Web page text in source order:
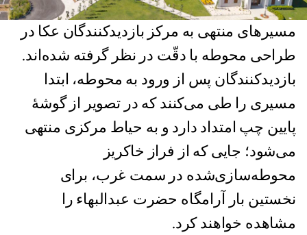
مسیرهای منتهی به مرکز بازدیدکنندگان عکا در
طراحی محوطه با دقّت در نظر گرفته شده‌اند.
بازدیدکنندگان پس از ورود به محوطه، ابتدا
مسیری را طی می‌کنند که در تصویر از گوشهٔ
پایین چپ امتداد دارد و به حیاط مرکزی منتهی
می‌شود؛ جایی که از فراز خاکریز
محوطه‌سازی‌شده در سمت غرب، برای
نخستین بار آرامگاه حضرت عبدالبهاء را
مشاهده خواهند کرد.